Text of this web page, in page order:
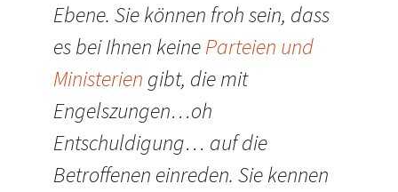
Ebene. Sie können froh sein, dass
es bei Ihnen keineParteien und
Ministerien gibt, die mit
Engelszungen…oh
Entschuldigung… auf die
Betroffenen einreden. Sie kennen